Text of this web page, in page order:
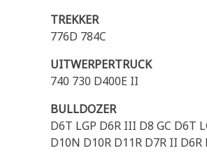
TREKKER
776D 784C
UITWERPERTRUCK
740 730 D400E II
BULLDOZER
D6T LGP D6R III D8 GC D6T
D10N D10R D11R D7R II D6R